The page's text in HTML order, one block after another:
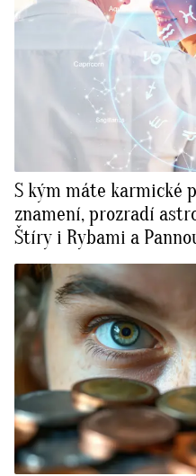
S kým máte karmické
znamení, prozradí
Štíry i Rybami a